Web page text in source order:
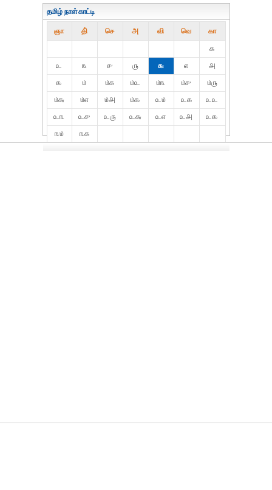
தமிழ் நாள்காட்டி
ஞா தி் செ அ வி வெ கா
௧
௨
௩ ௪ ௫ ௬ ௭
௮
௯
௰ ௰௧ ௰௨ ௰௩ ௰௪
௰௫
௰௬
௰௭ ௰௮ ௰௯ ௨௰ ௨௧
௨௨
௨௩
௨௪ ௨௫ ௨௬ ௨௭ ௨௮
௨௯
௩௰
௩௧